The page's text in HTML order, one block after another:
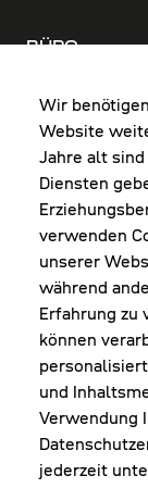
Wir
Website
Jahre alt
Diensten
verwenden
unserer
während
Erfahrung zu
können
und
Verwendung
jederzeit
BÜRO
FR: 8:00-
Shop
MO-Do:
Fr: 8:00-
1. Samstag
Erhalte
deine Firma